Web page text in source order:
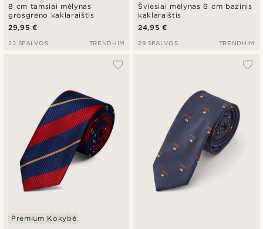
8 cm tamsiai mėlynas
grosgrėno kaklaraištis
29,95 €
23 SPALVOS TRENDHIM
Šviesiai mėlynas 6 cm bazinis
kaklaraištis
24,95 €
29 SPALVOS TRENDHIM
Premium Kokybė